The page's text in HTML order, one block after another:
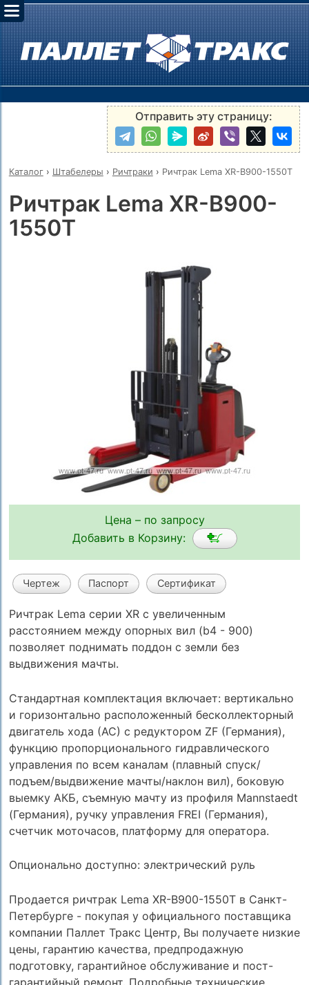
Отправить эту страницу:
Каталог› Штабелеры › Ричтраки › Ричтрак Lema XR-B900-1550Т
Ричтрак Lema XR-B900-
1550Т
Цена – по запросу
Добавить в Корзину:
Чертеж Паспорт Сертификат
Ричтрак Lema серии XR с увеличенным
расстоянием между опорных вил (b4 - 900)
позволяет поднимать поддон с земли без
выдвижения мачты.
Стандартная комплектация включает: вертикально
и горизонтально расположенный бесколлекторный
двигатель хода (АС) с редуктором ZF (Германия),
функцию пропорционального гидравлического
управления по всем каналам (плавный спуск/
подъем/выдвижение мачты/наклон вил), боковую
выемку АКБ, съемную мачту из профиля Mannstaedt
(Германия), ручку управления FREI (Германия),
счетчик моточасов, платформу для оператора.
Опционально доступно: электрический руль
Продается ричтрак Lema XR-B900-1550Т в Санкт-
Петербурге - покупая у официального поставщика
компании Паллет Тракс Центр, Вы получаете низкие
цены, гарантию качества, предпродажную
подготовку, гарантийное обслуживание и пост-